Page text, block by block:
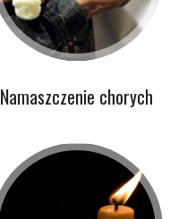
Namaszczenie chorych